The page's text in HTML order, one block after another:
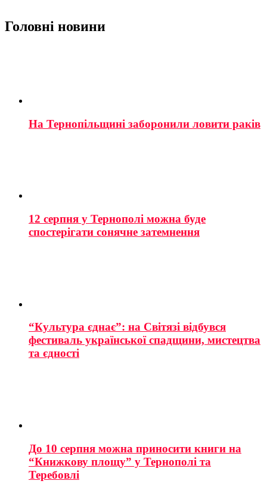
Головні новини
На Тернопільщині заборонили ловити раків
12 серпня у Тернополі можна буде
спостерігати сонячне затемнення
“Культура єднає”: на Світязі відбувся
фестиваль української спадщини, мистецтва
та єдності
До 10 серпня можна приносити книги на
“Книжкову площу” у Тернополі та
Теребовлі